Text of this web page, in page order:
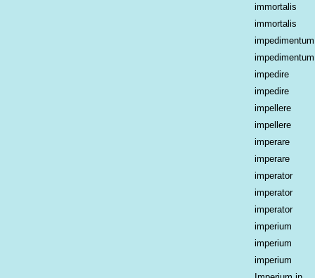
immortalis
immortalis
impedimentum
impedimentum
impedire
impedire
impellere
impellere
imperare
imperare
imperator
imperator
imperator
imperium
imperium
imperium